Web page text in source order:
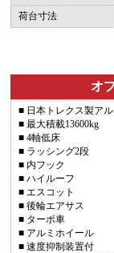
荷台寸法
オ
■ 日本トレクス製ア
■ 最大積載13600kg
■ 4軸低床
■ ラッシング2段
■ 内フック
■ ハイルーフ
■ エスコット
■ 後輪エアサス
■ ターボ車
■ アルミホイール
■ 速度抑制装置付